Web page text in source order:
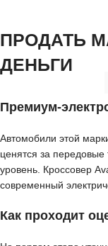
ПРОДАТЬ
ДЕНЬГИ
Премиум-
Автомобили этой
ценятся за
уровень. Кроссовер
современный
Как проходит